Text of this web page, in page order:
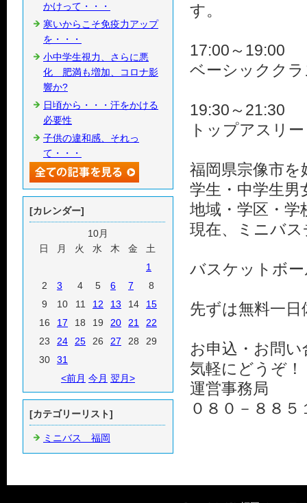
す。
17:00～19:00
ベーシックク
19:30～21:30
トップアスリ
福岡県宗像市
学生・中学生
地域・学区・
現在、ミニバ
バスケットボ
先ずは無料一
お申込・お問
気軽にどうぞ！
運営事務局
０８０－８８５
かけって・・・
寒いからこそ免疫力アップ
を・・・
小中学生視力、さらに悪
化 肥満も増加、コロナ影
響か?
日頃から・・・汗をかける
必要性
子供の違和感、それっ
て・・・
[カレンダー]
10月
日
月 火 水 木 金
土
1
2
3 4 5 6 7
8
9
10 11 12 13 14
15
16
17 18 19 20 21
22
23
24 25 26 27 28
29
30
31
<前月 今月 翌月>
[カテゴリーリスト]
ミニバス 福岡